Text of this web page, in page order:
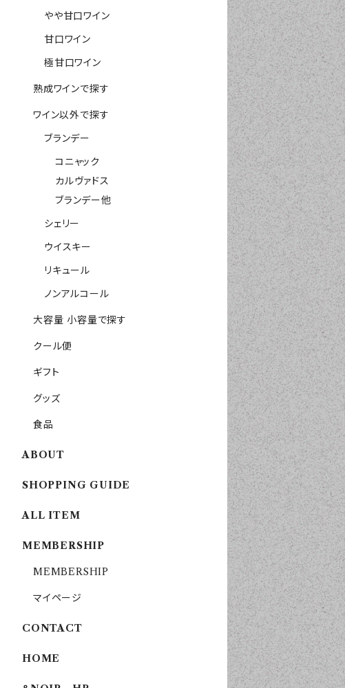
やや甘口ワイン
甘口ワイン
極甘口ワイン
熟成ワインで探す
ワイン以外で探す
ブランデー
コニャック
カルヴァドス
ブランデー他
シェリー
ウイスキー
リキュール
ノンアルコール
大容量 小容量で探す
クール便
ギフト
グッズ
食品
ABOUT
SHOPPING GUIDE
ALL ITEM
MEMBERSHIP
MEMBERSHIP
マイページ
CONTACT
HOME